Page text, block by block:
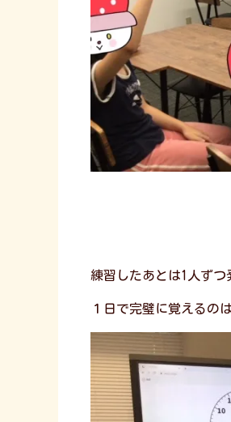
練習したあとは1人ずつ
１日で完璧に覚えるの